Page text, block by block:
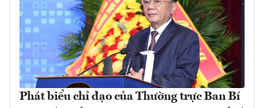
Phát biểu chỉ đạo của Thường trực Ban Bí